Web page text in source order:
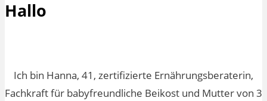
Hallo
Ich bin Hanna, 41, zertifizierte Ernährungsberaterin,
Fachkraft für babyfreundliche Beikost und Mutter von 3